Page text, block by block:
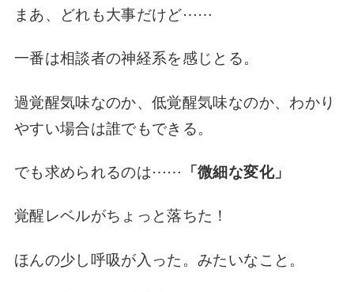
まあ、どれも大事だけど⋯⋯
一番は相談者の神経系を感じとる。
過覚醒気味なのか、低覚醒気味なのか、わかり
やすい場合は誰でもできる。
でも求められるのは⋯⋯ 「微細な変化」
覚醒レベルがちょっと落ちた！
ほんの少し呼吸が入った。みたいなこと。